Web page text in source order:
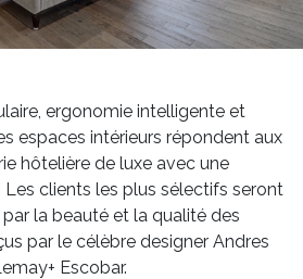
ergonomie intelligente et
espaces intérieurs répondent aux
hôtelière de luxe avec une
Les clients les plus sélectifs seront
la beauté et la qualité des
par le célèbre designer Andres
Escobar.